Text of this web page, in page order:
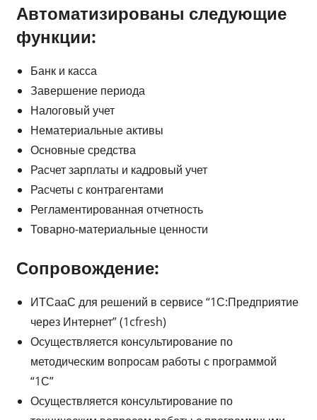
Автоматизированы следующие
функции:
Банк и касса
Завершение периода
Налоговый учет
Нематериальные активы
Основные средства
Расчет зарплаты и кадровый учет
Расчеты с контрагентами
Регламентированная отчетность
Товарно-материальные ценности
Сопровождение:
ИТСааС для решений в сервисе “1С:Предприятие
через Интернет” (1cfresh)
Осуществляется консультирование по
методическим вопросам работы с программой
“1С”
Осуществляется консультирование по